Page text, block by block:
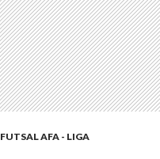
FUTSAL AFA - LIGA